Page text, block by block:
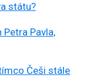
státu?
Pavla,
Češi stále